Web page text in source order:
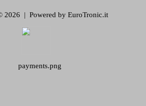
2026 | Powered by EuroTronic.it